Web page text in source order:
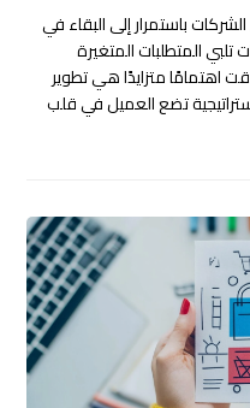
باستمرار إلى البقاء في
تلبي المتطلبات المتغيرة
اهتمامًا متزايدًا هي تطوير
تضع العميل في قلب